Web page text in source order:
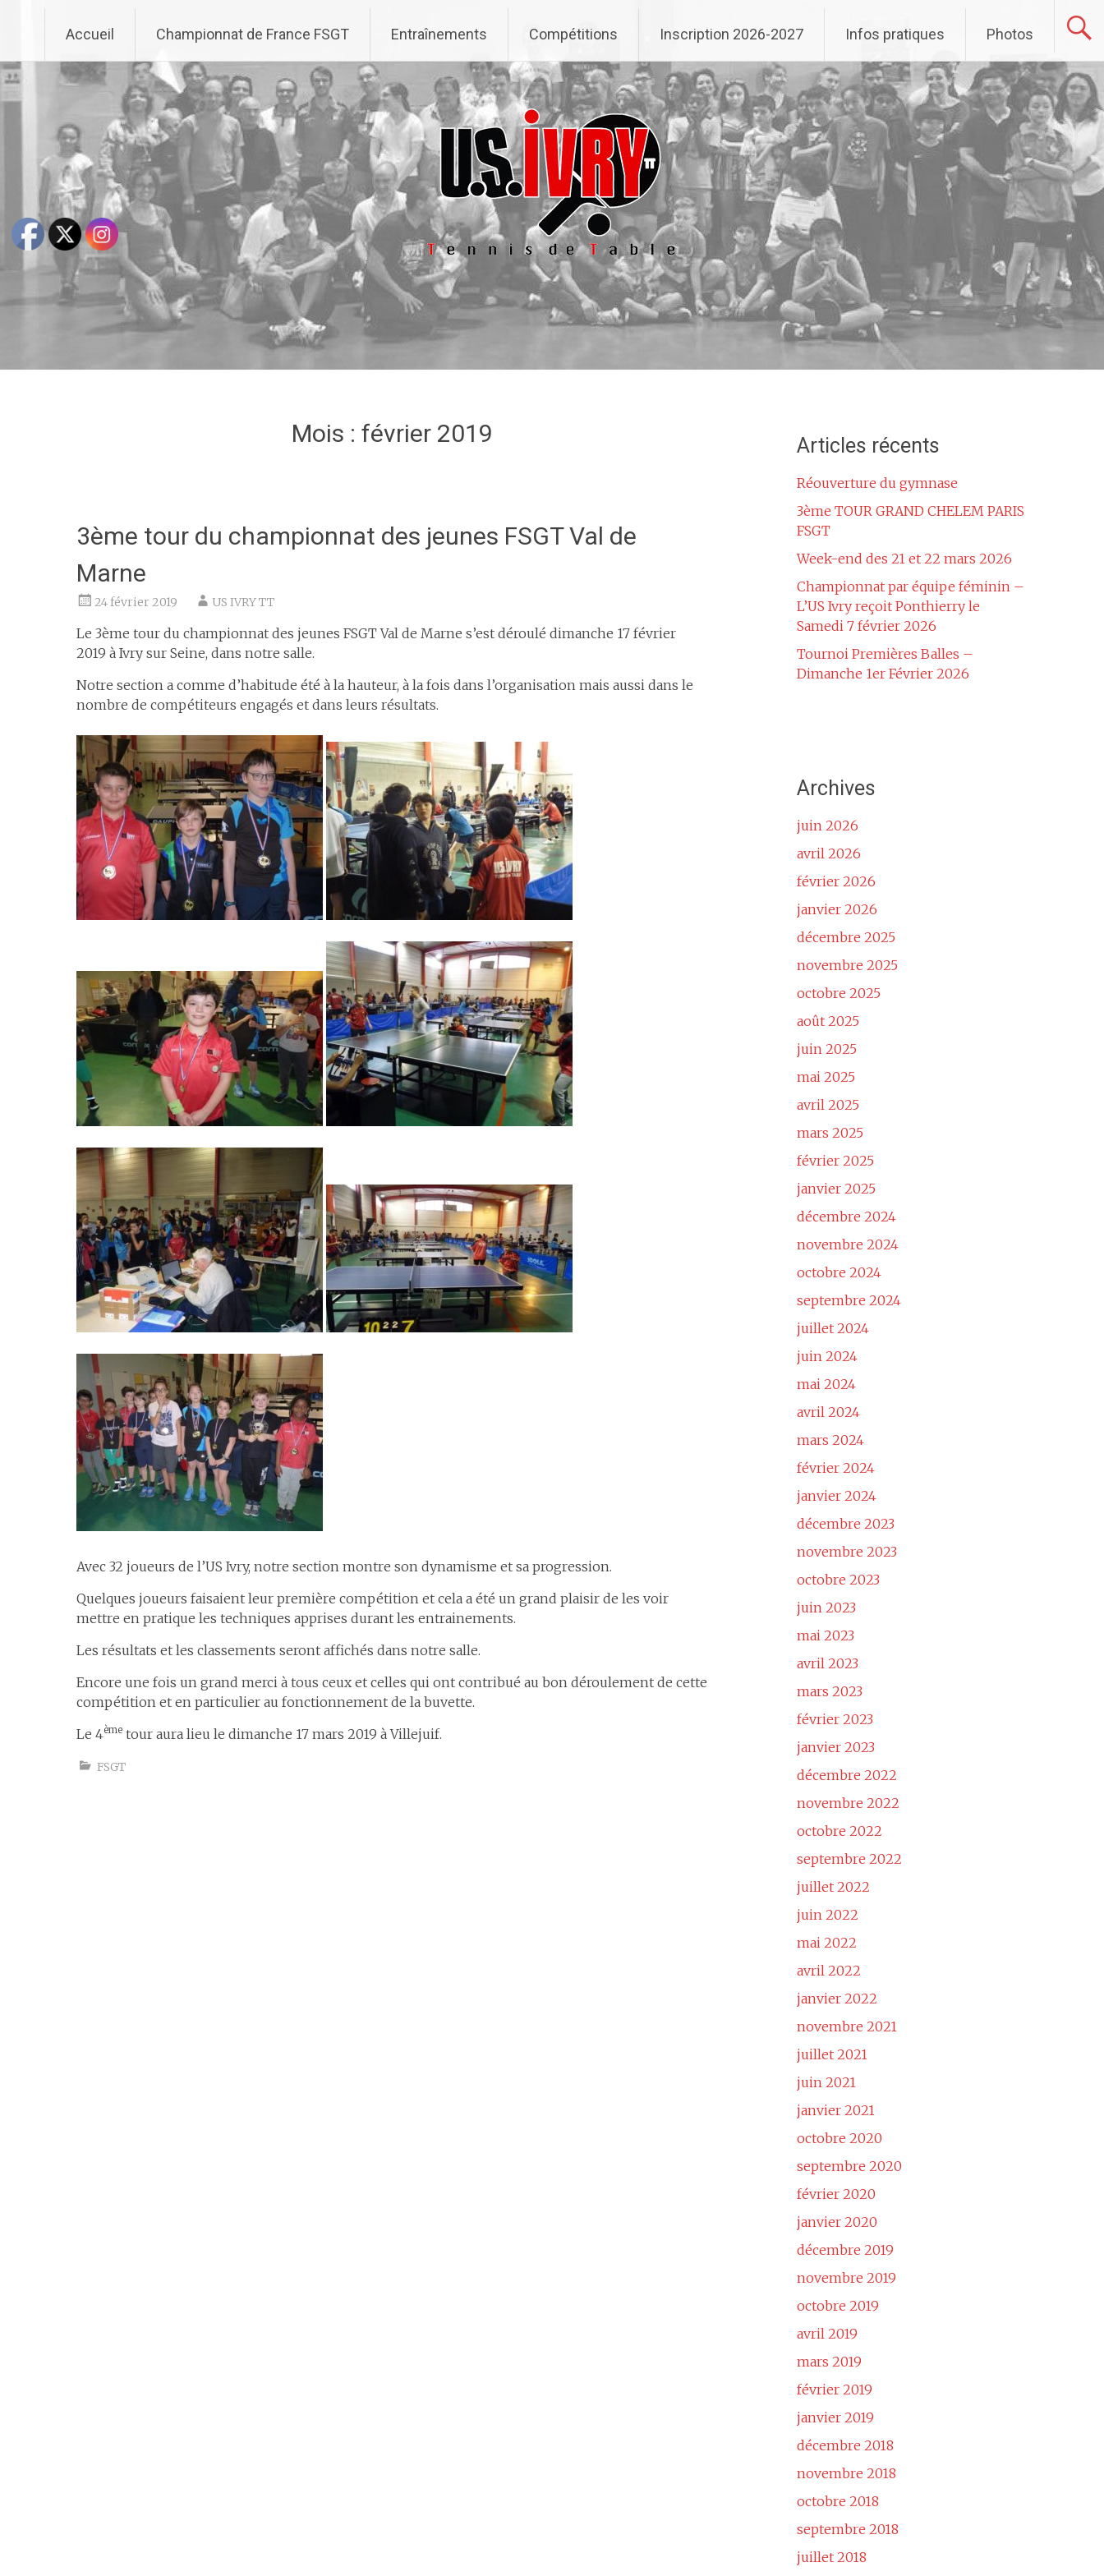
principal
Accueil Championnat de France FSGT Entraînements Compétitions Inscription 2026-2027 Infos pratiques Photos
Mois : février 2019
3ème tour du championnat des jeunes FSGT Val de
Marne
24 février 2019 US IVRY TT
Le 3ème tour du championnat des jeunes FSGT Val de Marne s’est déroulé dimanche 17 février
2019 à Ivry sur Seine, dans notre salle.
Notre section a comme d’habitude été à la hauteur, à la fois dans l’organisation mais aussi dans le
nombre de compétiteurs engagés et dans leurs résultats.
Avec 32 joueurs de l’US Ivry, notre section montre son dynamisme et sa progression.
Quelques joueurs faisaient leur première compétition et cela a été un grand plaisir de les voir
mettre en pratique les techniques apprises durant les entrainements.
Les résultats et les classements seront affichés dans notre salle.
Encore une fois un grand merci à tous ceux et celles qui ont contribué au bon déroulement de cette
compétition et en particulier au fonctionnement de la buvette.
Le 4ème tour aura lieu le dimanche 17 mars 2019 à Villejuif.
FSGT
Articles récents
Réouverture du gymnase
3ème TOUR GRAND CHELEM PARIS
FSGT
Week-end des 21 et 22 mars 2026
Championnat par équipe féminin –
L’US Ivry reçoit Ponthierry le
Samedi 7 février 2026
Tournoi Premières Balles –
Dimanche 1er Février 2026
Archives
juin 2026
avril 2026
février 2026
janvier 2026
décembre 2025
novembre 2025
octobre 2025
août 2025
juin 2025
mai 2025
avril 2025
mars 2025
février 2025
janvier 2025
décembre 2024
novembre 2024
octobre 2024
septembre 2024
juillet 2024
juin 2024
mai 2024
avril 2024
mars 2024
février 2024
janvier 2024
décembre 2023
novembre 2023
octobre 2023
juin 2023
mai 2023
avril 2023
mars 2023
février 2023
janvier 2023
décembre 2022
novembre 2022
octobre 2022
septembre 2022
juillet 2022
juin 2022
mai 2022
avril 2022
janvier 2022
novembre 2021
juillet 2021
juin 2021
janvier 2021
octobre 2020
septembre 2020
février 2020
janvier 2020
décembre 2019
novembre 2019
octobre 2019
avril 2019
mars 2019
février 2019
janvier 2019
décembre 2018
novembre 2018
octobre 2018
septembre 2018
juillet 2018